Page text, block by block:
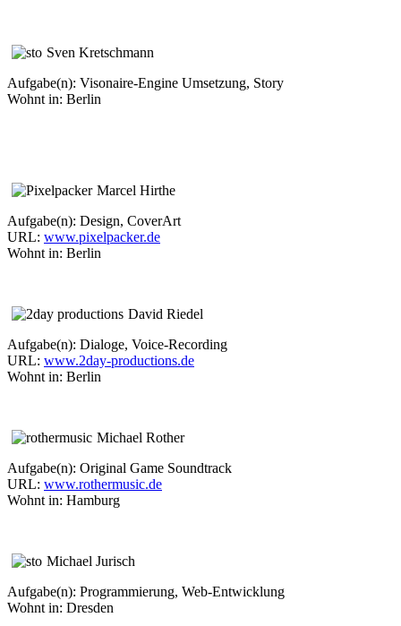
Sven Kretschmann
Aufgabe(n): Visonaire-Engine Umsetzung, Story
Wohnt in: Berlin
Marcel Hirthe
Aufgabe(n): Design, CoverArt
URL: www.pixelpacker.de
Wohnt in: Berlin
David Riedel
Aufgabe(n): Dialoge, Voice-Recording
URL: www.2day-productions.de
Wohnt in: Berlin
Michael Rother
Aufgabe(n): Original Game Soundtrack
URL: www.rothermusic.de
Wohnt in: Hamburg
Michael Jurisch
Aufgabe(n): Programmierung, Web-Entwicklung
Wohnt in: Dresden